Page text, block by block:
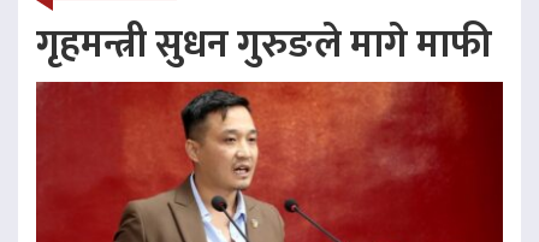
गृहमन्त्री सुधन गुरुङले मागे माफी